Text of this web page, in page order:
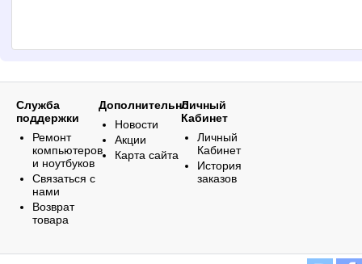
Служба
поддержки
Ремонт
компьютеров
и ноутбуков
Связаться с
нами
Возврат
товара
Дополнительно
Новости
Акции
Карта сайта
Личный
Кабинет
Личный
Кабинет
История
заказов